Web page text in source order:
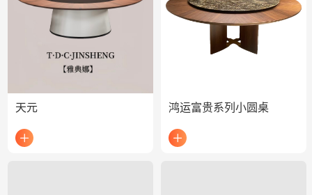
天元 鸿运富贵系列小圆桌